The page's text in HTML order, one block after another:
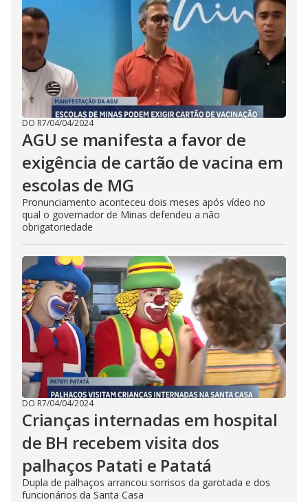
DO R7/04/04/2024
AGU se manifesta a favor de
exigência de cartão de vacina em
escolas de MG
Pronunciamento aconteceu dois meses após vídeo no
qual o governador de Minas defendeu a não
obrigatoriedade
DO R7/04/04/2024
Crianças internadas em hospital
de BH recebem visita dos
palhaços Patati e Patatá
Dupla de palhaços arrancou sorrisos da garotada e dos
funcionários da Santa Casa